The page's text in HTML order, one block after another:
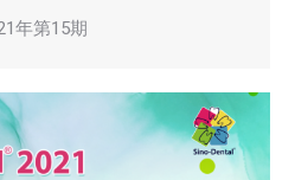
年第15期